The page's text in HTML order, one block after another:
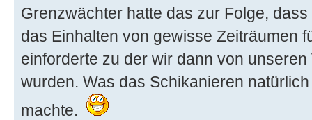
Grenzwächter hatte das zur Folge,
das Einhalten von gewisse Zeiträumen
einforderte zu der wir dann von
wurden. Was das Schikanieren
machte.